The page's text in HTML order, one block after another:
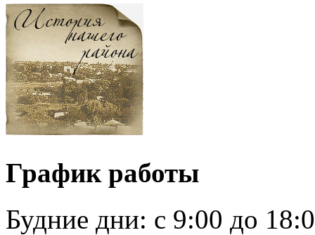
График работы
Будние дни: c 9:00 до